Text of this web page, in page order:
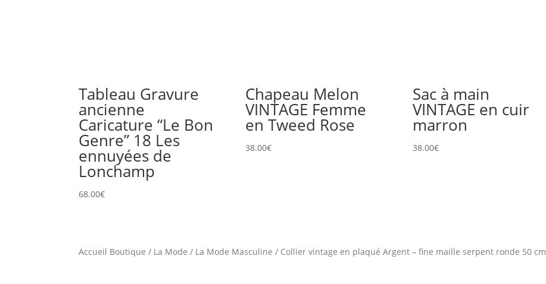
Tableau Gravure
ancienne
Caricature “Le Bon
Genre” 18 Les
ennuyées de
Lonchamp
68.00€
Chapeau Melon
VINTAGE Femme
en Tweed Rose
38.00€
Sac à main
VINTAGE en cuir
marron
38.00€
Accueil Boutique / La Mode / La Mode Masculine / Collier vintage en plaqué Argent – fine maille serpent ronde 50 cm